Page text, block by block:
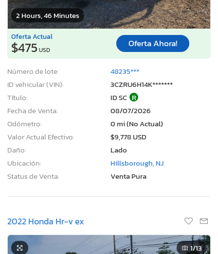
2 Hours, 46 Minutes
Oferta Actual
$475USD
Oferta Ahora!
Número de lote:
48235***
ID vehicular (VIN):
3CZRU6H14K*******
Título:
ID SC R
Fecha de Venta:
08/07/2026
Odómetro:
0 mi (No Actual)
Valor Actual Efectivo:
$9,778 USD
Daño:
Lado
Ubicación:
Hillsborough, NJ
Status de Venta:
Venta Pura
2022 Honda Hr-v ex
1/13